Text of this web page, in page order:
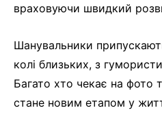
враховуючи швидкий
Шанувальники
колі близьких, з
Багато хто чекає на фото
стане новим етапом у